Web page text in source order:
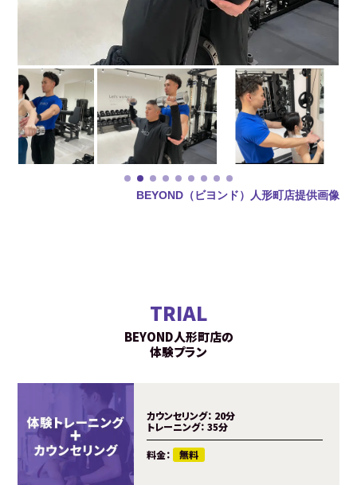
BEYOND（ビヨンド）人形町店提供画像
TRIAL
BEYOND人形町店の
体験プラン
カウンセリング： 20分
トレーニング： 35分
料金： 無料